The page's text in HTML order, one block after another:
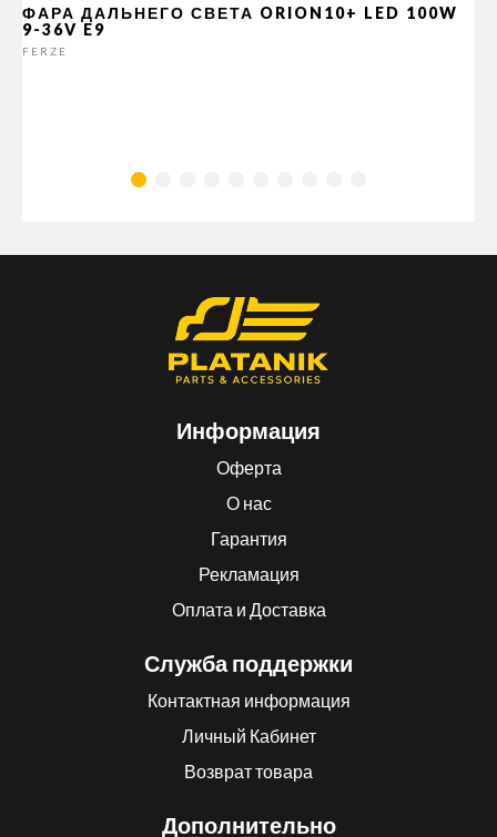
ФАРА ДАЛЬНЕГО СВЕТА ORION10+ LED 100W
9-36V E9
FERZE
Информация
Оферта
О нас
Гарантия
Рекламация
Оплата и Доставка
Служба поддержки
Контактная информация
Личный Кабинет
Возврат товара
Дополнительно